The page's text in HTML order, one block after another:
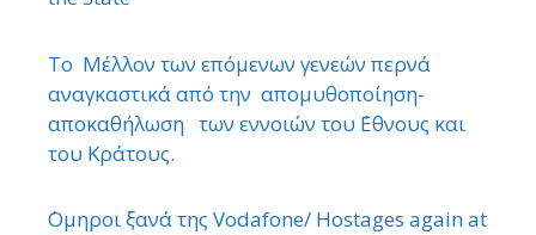
Το Μέλλον των επόμενων γενεών περνά
αναγκαστικά από την απομυθοποίηση-
αποκαθήλωση των εννοιών του ΄Εθνους και
του Κράτους.
΄Ομηροι ξανά της Vodafone/ Hostages again at